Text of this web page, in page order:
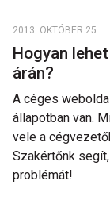
2013. OKTÓBER 25.
Hogyan
árán?
A céges
állapotban van.
vele a
Szakértőnk
problémát!